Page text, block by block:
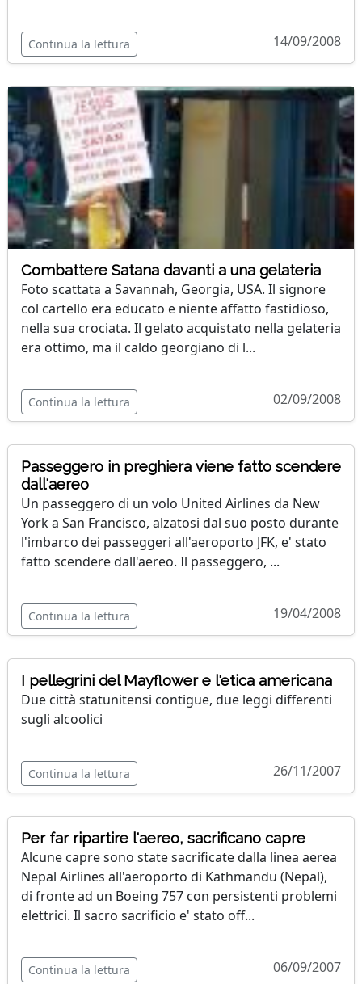
Continua la lettura 14/09/2008
Combattere Satana davanti a una gelateria
Foto scattata a Savannah, Georgia, USA. Il signore
col cartello era educato e niente affatto fastidioso,
nella sua crociata. Il gelato acquistato nella gelateria
era ottimo, ma il caldo georgiano di l...
Continua la lettura 02/09/2008
Passeggero in preghiera viene fatto scendere
dall'aereo
Un passeggero di un volo United Airlines da New
York a San Francisco, alzatosi dal suo posto durante
l'imbarco dei passeggeri all'aeroporto JFK, e' stato
fatto scendere dall'aereo. Il passeggero, ...
Continua la lettura 19/04/2008
I pellegrini del Mayflower e l'etica americana
Due città statunitensi contigue, due leggi differenti
sugli alcoolici
Continua la lettura 26/11/2007
Per far ripartire l'aereo, sacrificano capre
Alcune capre sono state sacrificate dalla linea aerea
Nepal Airlines all'aeroporto di Kathmandu (Nepal),
di fronte ad un Boeing 757 con persistenti problemi
elettrici. Il sacro sacrificio e' stato off...
Continua la lettura 06/09/2007